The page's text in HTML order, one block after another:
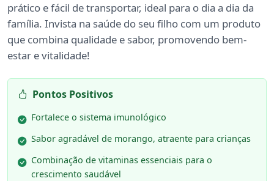
prático e fácil de transportar, ideal para o dia a dia da
família. Invista na saúde do seu filho com um produto
que combina qualidade e sabor, promovendo bem-
estar e vitalidade!
Pontos Positivos
Fortalece o sistema imunológico
Sabor agradável de morango, atraente para crianças
Combinação de vitaminas essenciais para o
crescimento saudável